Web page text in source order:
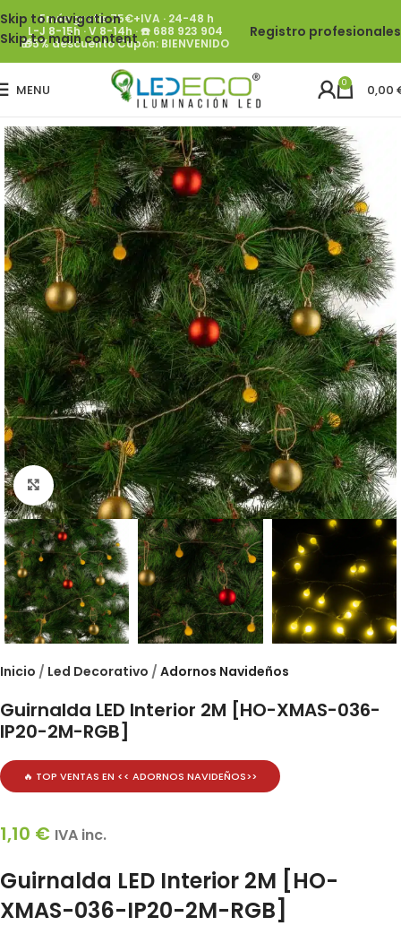
Skip to navigation
Skip to main content
Envío gratis 75€+IVA · 24-48 h
L-J 8-15h · V 8-14h · ☎️ 688 923 904
🎁5% descuento Cupón: BIENVENIDO
Registro profesionales
MENU 0 0,00
Click to enlarge
Inicio Led Decorativo Adornos Navideños
Guirnalda LED Interior 2M [HO-XMAS-036-
IP20-2M-RGB]
🔥 TOP VENTAS EN << ADORNOS NAVIDEÑOS>>
1,10 € IVA inc.
Guirnalda LED Interior 2M [HO-
XMAS-036-IP20-2M-RGB]